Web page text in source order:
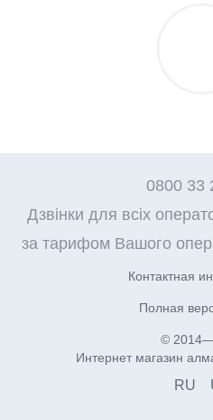
0800 33
Дзвінки для всіх
за тарифом Вашого
Контактная
Полная
©
Интернет магазин
RU